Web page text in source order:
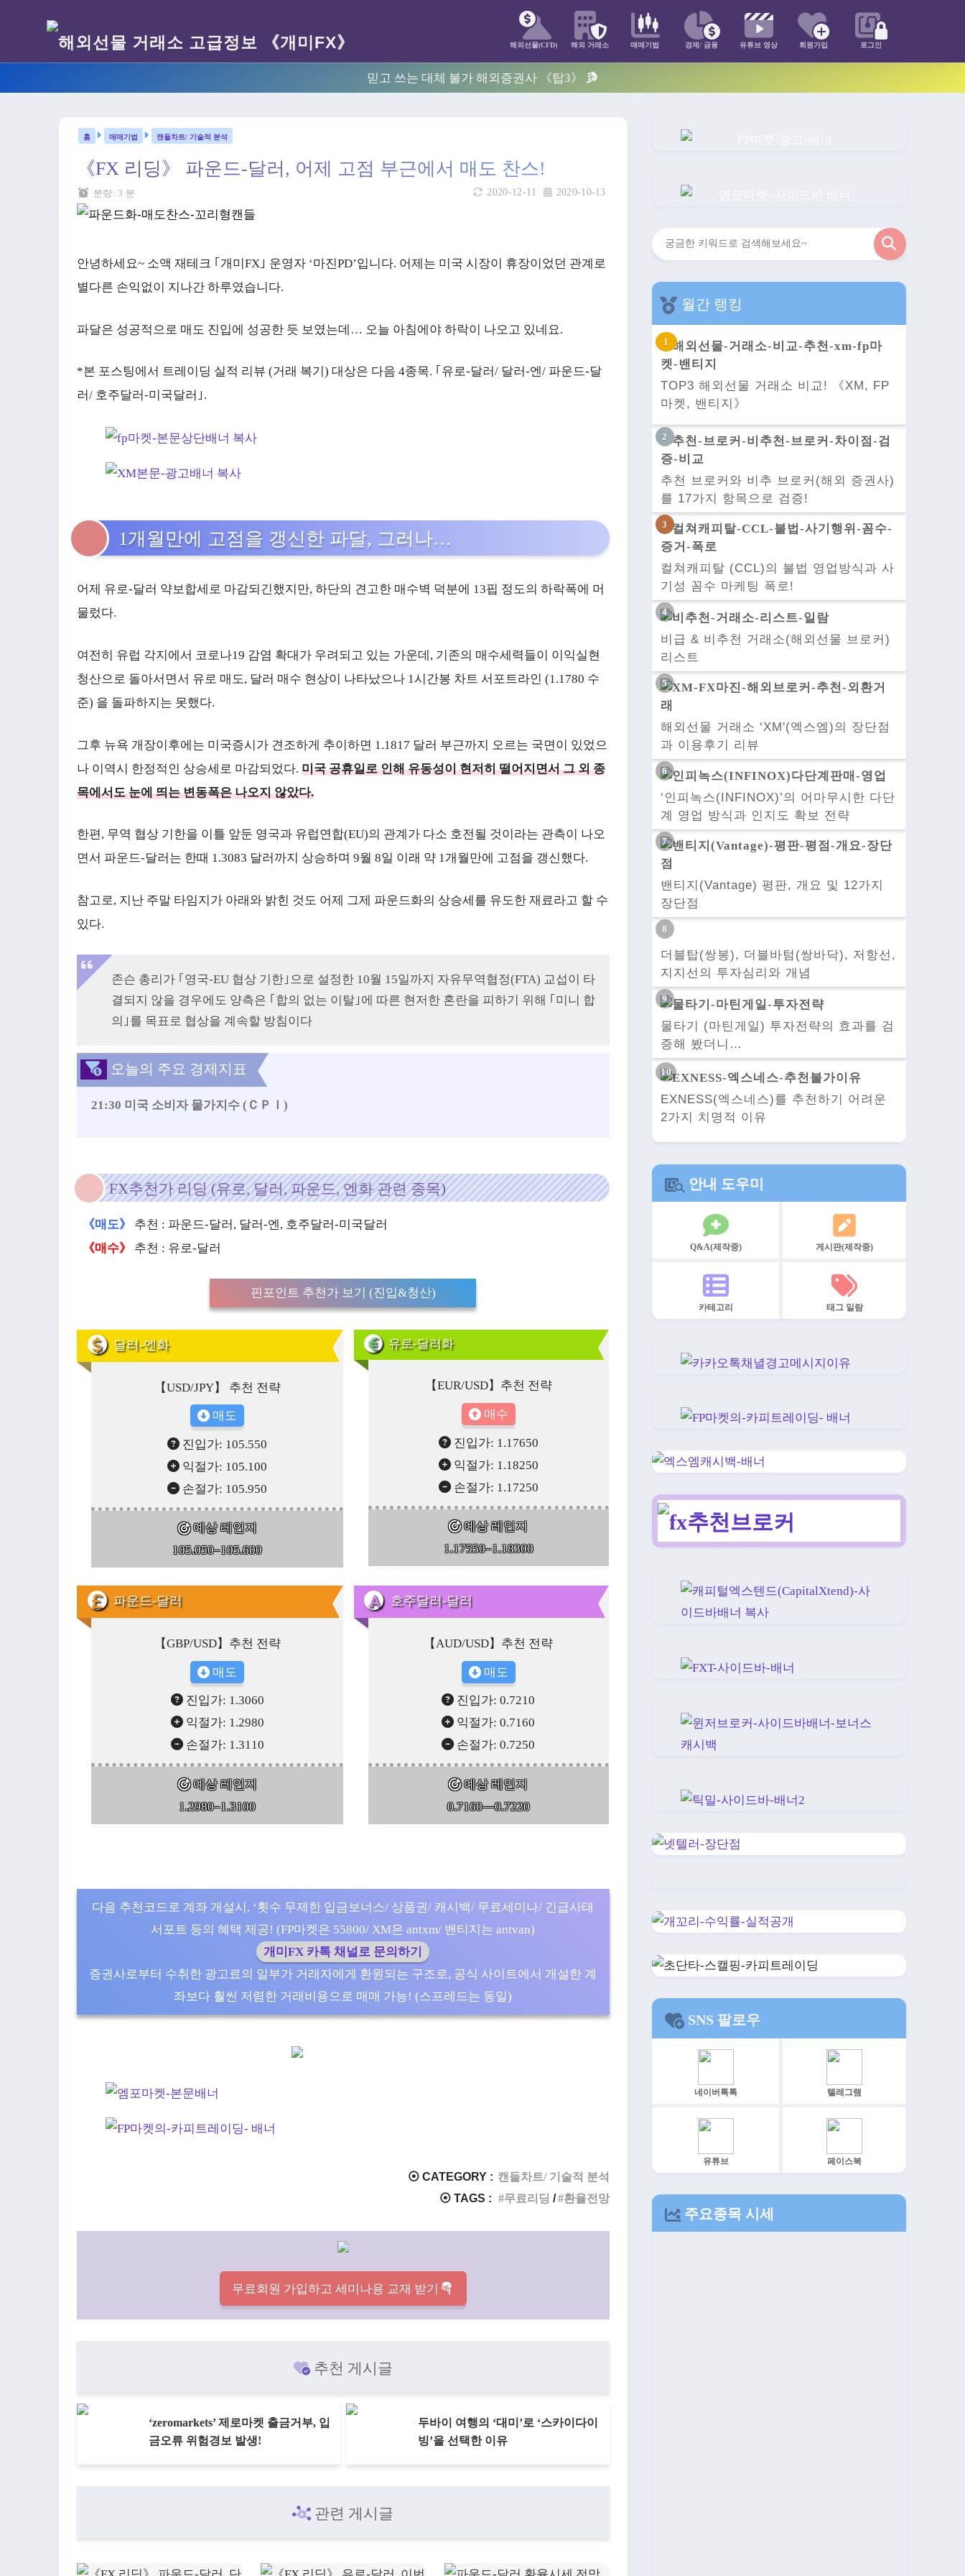
해외선물(CFD) 해외 거래소 매매기법 경제/ 금융 유튜브 영상 회원가입 로그인
믿고 쓰는 대체 불가 해외증권사 《탑3》
매매기법 캔들차트/ 기술적 분석
《FX 리딩》 파운드-달러, 어제 고점 부근에서 매도 찬스!
2020-10-13
2020-12-11
분량: 3 분
안녕하세요~ 소액 재테크 ｢개미FX｣ 운영자 ‘마진PD’입니다. 어제는 미국 시장이 휴장이었던 관계로
별다른 손익없이 지나간 하루였습니다.
파달은 성공적으로 매도 진입에 성공한 듯 보였는데… 오늘 아침에야 하락이 나오고 있네요.
*본 포스팅에서 트레이딩 실적 리뷰 (거래 복기) 대상은 다음 4종목. ｢유로-달러/ 달러-엔/ 파운드-달
러/ 호주달러-미국달러｣.
1개월만에 고점을 갱신한 파달, 그러나…
어제 유로-달러 약보합세로 마감되긴했지만, 하단의 견고한 매수벽 덕분에 13핍 정도의 하락폭에 머
물렀다.
여전히 유럽 각지에서 코로나19 감염 확대가 우려되고 있는 가운데, 기존의 매수세력들이 이익실현
청산으로 돌아서면서 유로 매도, 달러 매수 현상이 나타났으나 1시간봉 차트 서포트라인 (1.1780 수
준) 을 돌파하지는 못했다.
그후 뉴욕 개장이후에는 미국증시가 견조하게 추이하면 1.1817 달러 부근까지 오르는 국면이 있었으
나 이역시 한정적인 상승세로 마감되었다. 미국 공휴일로 인해 유동성이 현저히 떨어지면서 그 외 종
목에서도 눈에 띄는 변동폭은 나오지 않았다.
한편, 무역 협상 기한을 이틀 앞둔 영국과 유럽연합(EU)의 관계가 다소 호전될 것이라는 관측이 나오
면서 파운드-달러는 한때 1.3083 달러까지 상승하며 9월 8일 이래 약 1개월만에 고점을 갱신했다.
참고로, 지난 주말 타임지가 아래와 밝힌 것도 어제 그제 파운드화의 상승세를 유도한 재료라고 할 수
있다.
존슨 총리가 ｢영국-EU 협상 기한｣으로 설정한 10월 15일까지 자유무역협정(FTA) 교섭이 타
결되지 않을 경우에도 양측은 ｢합의 없는 이탈｣에 따른 현저한 혼란을 피하기 위해 ｢미니 합
의｣를 목표로 협상을 계속할 방침이다
오늘의 주요 경제지표
21:30 미국 소비자 물가지수 (ＣＰＩ)
FX추천가 리딩 (유로, 달러, 파운드, 엔화 관련 종목)
《매도》
추천 : 파운드-달러, 달러-엔, 호주달러-미국달러
《매수》
추천 : 유로-달러
핀포인트 추천가 보기 (진입&청산)
달러-엔화
【USD/JPY】 추천 전략
매도
진입가: 105.550
익절가: 105.100
손절가: 105.950
예상 레인지
105.050–105.600
유로-달러화
【EUR/USD】추천 전략
매수
진입가: 1.17650
익절가: 1.18250
손절가: 1.17250
예상 레인지
1.17550–1.18300
파운드-달러
【GBP/USD】추천 전략
매도
진입가: 1.3060
익절가: 1.2980
손절가: 1.3110
예상 레인지
1.2980–1.3100
호주달러-달러
【AUD/USD】추천 전략
매도
진입가:0.7210
익절가:0.7160
손절가:0.7250
예상 레인지
0.7160—0.7220
다음 추천코드로 계좌 개설시, ‘횟수 무제한 입금보너스/ 상품권/ 캐시백/ 무료세미나/ 긴급사태
서포트 등의 혜택 제공! (FP마켓은 55800/ XM은 antxm/ 밴티지는 antvan)
개미FX 카톡 채널로 문의하기
증권사로부터 수취한 광고료의 일부가 거래자에게 환원되는 구조로, 공식 사이트에서 개설한 계
좌보다 훨씬 저렴한 거래비용으로 매매 가능! (스프레드는 동일)
⦿ CATEGORY : 캔들차트/ 기술적 분석
⦿ TAGS :
무료리딩 환율전망
무료회원 가입하고 세미나용 교재 받기
추천 게시글
‘zeromarkets’ 제로마켓 출금거부, 입
금오류 위험경보 발생!
두바이 여행의 ‘대미’로 ‘스카이다이
빙’을 선택한 이유
관련 게시글
검
월간 랭킹
TOP3 해외선물 거래소 비교! 《XM, FP
마켓, 밴티지》
추천 브로커와 비추 브로커(해외 증권사)
를 17가지 항목으로 검증!
컬쳐캐피탈 (CCL)의 불법 영업방식과 사
기성 꼼수 마케팅 폭로!
비급 & 비추천 거래소(해외선물 브로커)
리스트
해외선물 거래소 ‘XM'(엑스엠)의 장단점
과 이용후기 리뷰
‘인피녹스(INFINOX)’의 어마무시한 다단
계 영업 방식과 인지도 확보 전략
밴티지(Vantage) 평판, 개요 및 12가지
장단점
더블탑(쌍봉), 더블바텀(쌍바닥), 저항선,
지지선의 투자심리와 개념
물타기 (마틴게일) 투자전략의 효과를 검
증해 봤더니…
EXNESS(엑스네스)를 추천하기 어려운
2가지 치명적 이유
안내 도우미
Q&A(제작중) 게시판(제작중)
카테고리 태그 일람
SNS 팔로우
네이버톡톡 텔레그램
유튜브 페이스북
주요종목 시세